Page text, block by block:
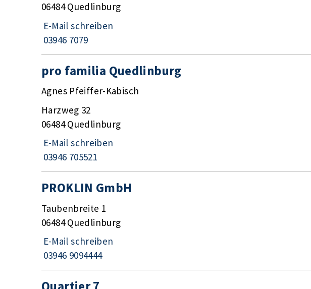
06484 Quedlinburg
E-Mail schreiben
03946 7079
pro familia Quedlinburg
Agnes Pfeiffer-Kabisch
Harzweg 32
06484 Quedlinburg
E-Mail schreiben
03946 705521
PROKLIN GmbH
Taubenbreite 1
06484 Quedlinburg
E-Mail schreiben
03946 9094444